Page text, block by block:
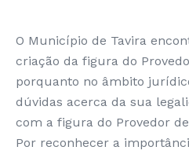
O Município de Tavira
criação da figura do
porquanto no âmbito
dúvidas acerca da sua
com a figura do Provedor
Por reconhecer a